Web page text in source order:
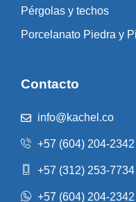
Pérgolas y techos
Porcelanato Piedra y
Contacto
info@kachel.co
+57 (604) 204-2342
+57 (312) 253-7734
+57 (604) 204-2342